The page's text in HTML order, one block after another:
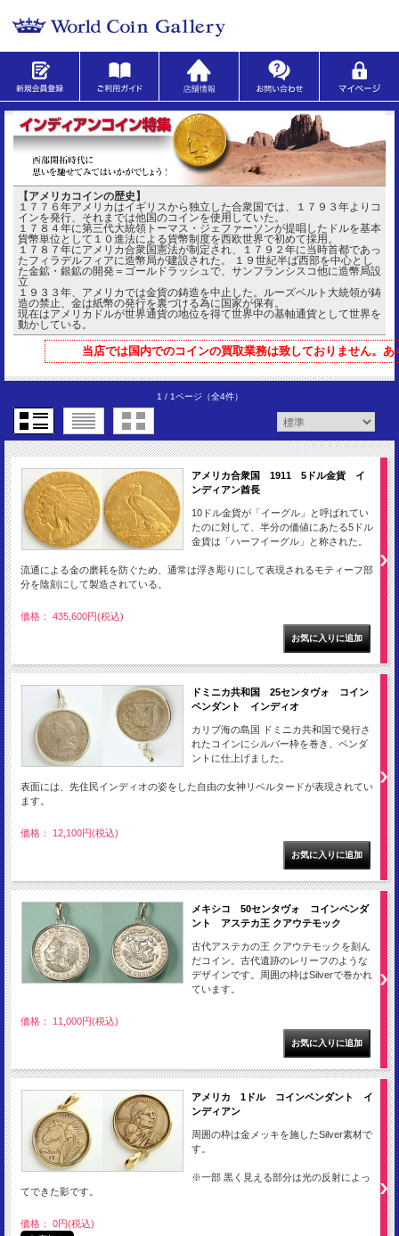
【アメリカコインの歴史】
１７７６年アメリカはイギリスから独立した合衆国では、１７９３年よりコ
インを発行、それまでは他国のコインを使用していた。
１７８４年に第三代大統領トーマス・ジェファーソンが提唱したドルを基本
貨幣単位として１０進法による貨幣制度を西欧世界で初めて採用。
１７８７年にアメリカ合衆国憲法が制定され、１７９２年に当時首都であっ
たフィラデルフィアに造幣局が建設された。 １９世紀半ば西部を中心とし
た金鉱・銀鉱の開発＝ゴールドラッシュで、サンフランシスコ他に造幣局設
立
１９３３年、アメリカでは金貨の鋳造を中止した。ルーズベルト大統領が鋳
造の禁止、金は紙幣の発行を裏づける為に国家が保有。
現在はアメリカドルが世界通貨の地位を得て世界中の基軸通貨として世界を
動かしている。
当店では国内でのコインの買取業務は致しておりません。
1 / 1ページ （全4件）
アメリカ合衆国 1911 5ドル金貨 イ
ンディアン酋長
10ドル金貨が「イーグル」と呼ばれてい
たのに対して、半分の価値にあたる5ドル
金貨は「ハーフイーグル」と称された。
流通による金の磨耗を防ぐため、通常は浮き彫りにして表現されるモティーフ部
分を陰刻にして製造されている。
価格： 435,600円(税込)
ドミニカ共和国 25センタヴォ コイン
ペンダント インディオ
カリブ海の島国 ドミニカ共和国で発行さ
れたコインにシルバー枠を巻き、ペンダ
ントに仕上げました。
表面には、先住民インディオの姿をした自由の女神リベルタードが表現されてい
ます。
価格： 12,100円(税込)
メキシコ 50センタヴォ コインペンダ
ント アステカ王 クアウテモック
古代アステカの王 クアウテモックを刻ん
だコイン。古代遺跡のレリーフのような
デザインです。周囲の枠はSilverで巻かれ
ています。
価格： 11,000円(税込)
アメリカ 1ドル コインペンダント イ
ンディアン
周囲の枠は金メッキを施したSilver素材で
す。
※一部 黒く見える部分は光の反射によっ
てできた影です。
価格： 0円(税込)